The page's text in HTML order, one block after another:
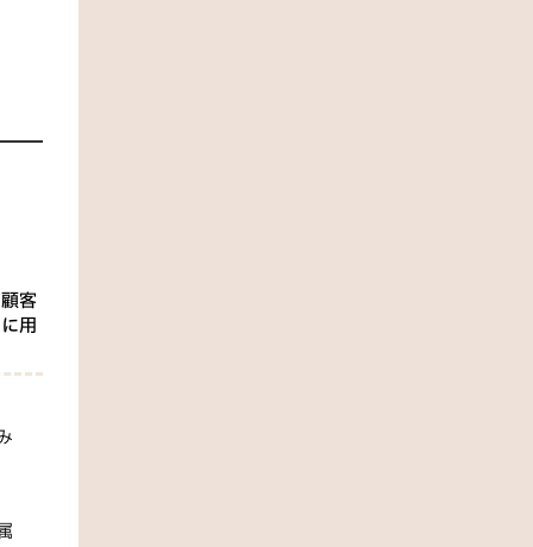
客
用